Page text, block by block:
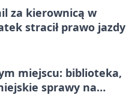
za kierownicą w
stracił prawo jazdy
miejscu: biblioteka,
sprawy na